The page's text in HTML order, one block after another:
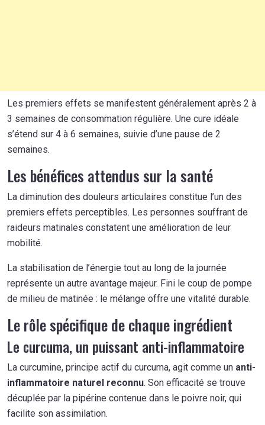
Les premiers effets se manifestent généralement après 2 à
3 semaines de consommation régulière. Une cure idéale
s’étend sur 4 à 6 semaines, suivie d’une pause de 2
semaines.
Les bénéfices attendus sur la santé
La diminution des douleurs articulaires constitue l’un des
premiers effets perceptibles. Les personnes souffrant de
raideurs matinales constatent une amélioration de leur
mobilité.
La stabilisation de l’énergie tout au long de la journée
représente un autre avantage majeur. Fini le coup de pompe
de milieu de matinée : le mélange offre une vitalité durable.
Le rôle spécifique de chaque ingrédient
Le curcuma, un puissant anti-inflammatoire
La curcumine, principe actif du curcuma, agit comme un anti-
inflammatoire naturel reconnu. Son efficacité se trouve
décuplée par la pipérine contenue dans le poivre noir, qui
facilite son assimilation.